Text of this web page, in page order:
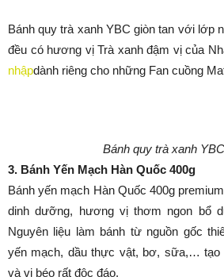
Bánh quy trà xanh YBC giòn tan với lớp
đều có hương vị Trà xanh đậm vị của
nhậpdành riêng cho những Fan cuồng
Bánh quy trà xanh
3. Bánh Yến Mạch Hàn Quốc 400g
Bánh yến mạch Hàn Quốc 400g
dinh dưỡng, hương vị thơm ngon bổ
Nguyên liệu làm bánh từ nguồn gốc
yến mạch, dầu thực vật, bơ, sữa,…
và vị béo rất độc đáo.